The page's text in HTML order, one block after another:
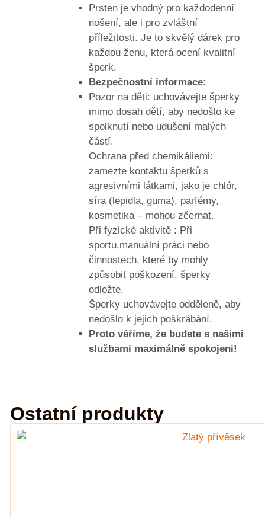
Prsten je vhodný pro každodenní
nošení, ale i pro zvláštní
příležitosti. Je to skvělý dárek pro
každou ženu, která ocení kvalitní
šperk.
Bezpečnostní informace:
Pozor na děti: uchovávejte šperky
mimo dosah dětí, aby nedošlo ke
spolknutí nebo udušení malých
částí.
Ochrana před chemikáliemi:
zamezte kontaktu šperků s
agresivními látkami, jako je chlór,
síra (lepidla, guma), parfémy,
kosmetika – mohou zčernat.
Při fyzické aktivitě : Při
sportu,manuální práci nebo
činnostech, které by mohly
způsobit poškození, šperky
odložte.
Šperky uchovávejte odděleně, aby
nedošlo k jejich poškrábání.
Proto věříme, že budete s našimi
službami maximálně spokojeni!
Ostatní produkty